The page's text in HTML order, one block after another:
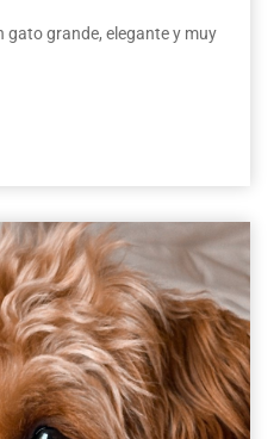
gato grande, elegante y muy